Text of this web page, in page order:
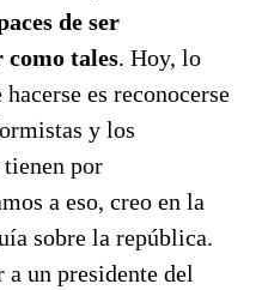
de ser
como tales. Hoy, lo
es reconocerse
y los
por
a eso, creo en la
sobre la república.
un presidente del